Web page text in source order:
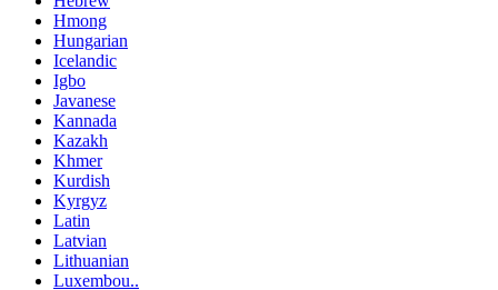
Hmong
Hungarian
Icelandic
Igbo
Javanese
Kannada
Kazakh
Khmer
Kurdish
Kyrgyz
Latin
Latvian
Lithuanian
Luxembou..